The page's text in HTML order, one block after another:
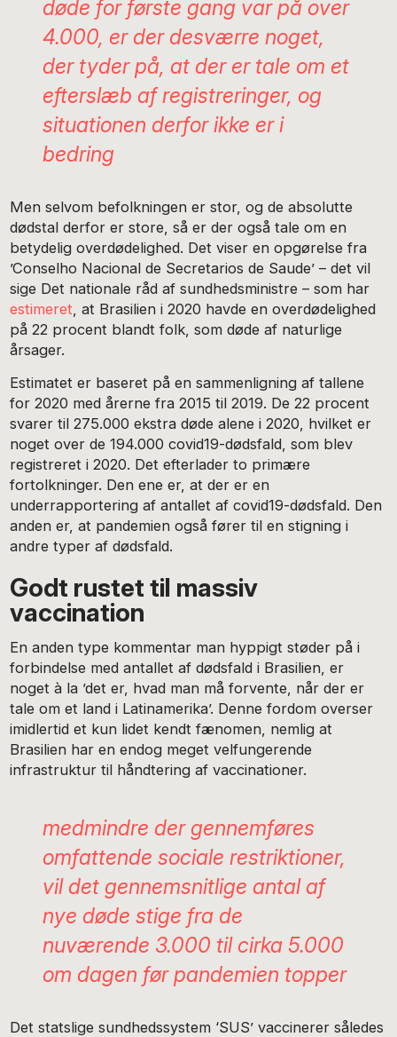
døde for første gang var på over
4.000, er der desværre noget,
der tyder på, at der er tale om et
efterslæb af registreringer, og
situationen derfor ikke er i
bedring
Men selvom befolkningen er stor, og de absolutte
dødstal derfor er store, så er der også tale om en
betydelig overdødelighed. Det viser en opgørelse fra
’Conselho Nacional de Secretarios de Saude’ – det vil
sige Det nationale råd af sundhedsministre – som har
estimeret, at Brasilien i 2020 havde en overdødelighed
på 22 procent blandt folk, som døde af naturlige
årsager.
Estimatet er baseret på en sammenligning af tallene
for 2020 med årerne fra 2015 til 2019. De 22 procent
svarer til 275.000 ekstra døde alene i 2020, hvilket er
noget over de 194.000 covid19-dødsfald, som blev
registreret i 2020. Det efterlader to primære
fortolkninger. Den ene er, at der er en
underrapportering af antallet af covid19-dødsfald. Den
anden er, at pandemien også fører til en stigning i
andre typer af dødsfald.
Godt rustet til massiv
vaccination
En anden type kommentar man hyppigt støder på i
forbindelse med antallet af dødsfald i Brasilien, er
noget à la ’det er, hvad man må forvente, når der er
tale om et land i Latinamerika’. Denne fordom overser
imidlertid et kun lidet kendt fænomen, nemlig at
Brasilien har en endog meget velfungerende
infrastruktur til håndtering af vaccinationer.
medmindre der gennemføres
omfattende sociale restriktioner,
vil det gennemsnitlige antal af
nye døde stige fra de
nuværende 3.000 til cirka 5.000
om dagen før pandemien topper
Det statslige sundhedssystem ‘SUS’ vaccinerer således